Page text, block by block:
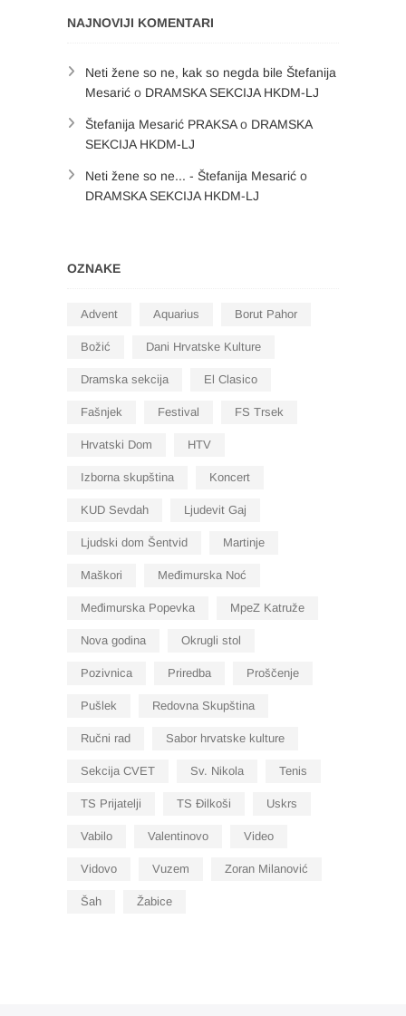
NAJNOVIJI KOMENTARI
Neti žene so ne, kak so negda bile Štefanija
Mesarić o DRAMSKA SEKCIJA HKDM-LJ
Štefanija Mesarić PRAKSAo DRAMSKA
SEKCIJA HKDM-LJ
Neti žene so ne... - Štefanija Mesarić o
DRAMSKA SEKCIJA HKDM-LJ
OZNAKE
Advent Aquarius Borut Pahor
Božić Dani Hrvatske Kulture
Dramska sekcija El Clasico
Fašnjek Festival FS Trsek
Hrvatski Dom HTV
Izborna skupština Koncert
KUD Sevdah Ljudevit Gaj
Ljudski dom Šentvid Martinje
Maškori Međimurska Noć
Međimurska Popevka MpeZ Katruže
Nova godina Okrugli stol
Pozivnica Priredba Proščenje
Pušlek Redovna Skupština
Ručni rad Sabor hrvatske kulture
Sekcija CVET Sv. Nikola Tenis
TS Prijatelji TS Đilkoši Uskrs
Vabilo Valentinovo Video
Vidovo Vuzem Zoran Milanović
Šah Žabice